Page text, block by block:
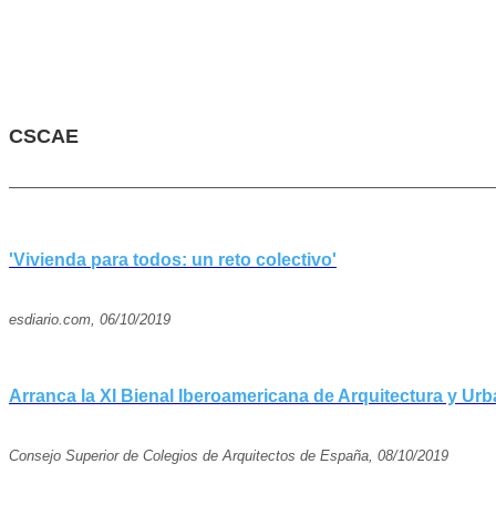
CSCAE
'Vivienda para todos: un reto colectivo'
esdiario.com, 06/10/2019
Arranca la XI Bienal Iberoamericana de Arquitectura y
Consejo Superior de Colegios de Arquitectos de España, 08/10/2019